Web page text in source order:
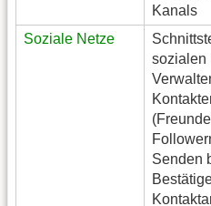
Kanals
Soziale Netze
sozialen
Senden